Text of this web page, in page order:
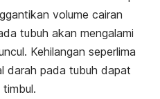
volume cairan
tubuh akan mengalami
Kehilangan seperlima
darah pada tubuh dapat